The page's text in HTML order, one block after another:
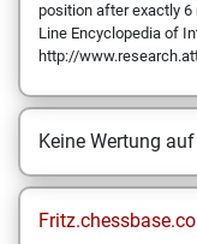
position after exactly 6
Line Encyclopedia of
http://
Keine Wertung auf